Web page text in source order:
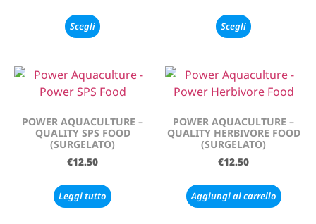
Scegli Scegli
POWER AQUACULTURE –
QUALITY SPS FOOD
(SURGELATO)
€12.50
Leggi tutto
POWER AQUACULTURE –
QUALITY HERBIVORE FOOD
(SURGELATO)
€12.50
Aggiungi al carrello